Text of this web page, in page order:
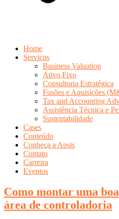
Home
Serviços
Business Valuation
Ativo Fixo
Consultoria Estratégica
Fusões e Aquisições
Tax and Accounting
Assistência Técnica e
Sustentabilidade
Cases
Conteúdo
Conheça a Apsis
Contato
Carreira
Eventos
Como montar uma
área de controladoria